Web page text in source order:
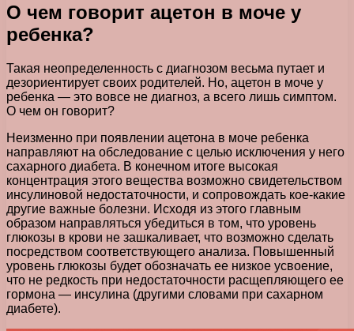
О чем говорит ацетон в моче у
ребенка?
Такая неопределенность с диагнозом весьма путает и
дезориентирует своих родителей. Но, ацетон в моче у
ребенка — это вовсе не диагноз, а всего лишь симптом.
О чем он говорит?
Неизменно при появлении ацетона в моче ребенка
направляют на обследование с целью исключения у него
сахарного диабета. В конечном итоге высокая
концентрация этого вещества возможно свидетельством
инсулиновой недостаточности, и сопровождать кое-какие
другие важные болезни. Исходя из этого главным
образом направляться убедиться в том, что уровень
глюкозы в крови не зашкаливает, что возможно сделать
посредством соответствующего анализа. Повышенный
уровень глюкозы будет обозначать ее низкое усвоение,
что не редкость при недостаточности расщепляющего ее
гормона — инсулина (другими словами при сахарном
диабете).